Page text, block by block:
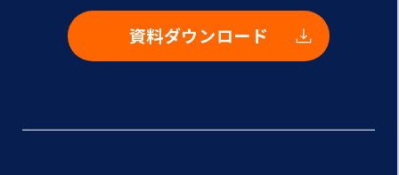
資料ダウンロード